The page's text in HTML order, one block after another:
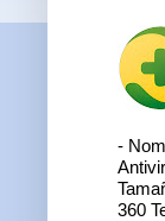
-
360